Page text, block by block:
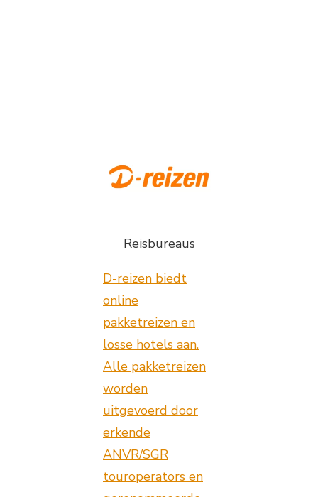
Reisbureaus
D-reizen biedt
online
pakketreizen en
losse hotels aan.
Alle pakketreizen
worden
uitgevoerd door
erkende
ANVR/SGR
touroperators en